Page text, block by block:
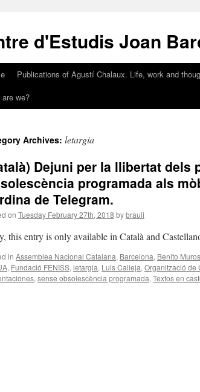
d'Estudis Joan
Publications of Agustí Chalaux. Life, work and
are we?
Archives: letargia
Dejuni per la llibertat
programada als
de Telegram.
on Tuesday February 27th, 2018 bybrauli
this entry is only available in Català and
in Assemblea Nacional Catalana, Barcelona, Benito
, Fundació FENISS, letargia, Luis Calleja, Organització de
, sense obsolescència programada, Textos en